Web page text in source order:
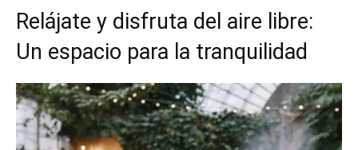
Relájate y disfruta del aire libre:
Un espacio para la tranquilidad